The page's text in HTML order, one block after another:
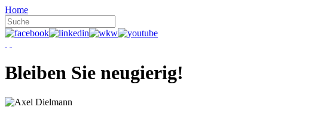
Home
Bleiben Sie neugierig!